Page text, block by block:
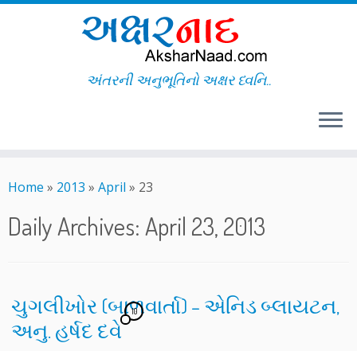
to
અંતરની અનુભૂતિનો અક્ષર ધ્વનિ..
Home » 2013 » April » 23
Daily Archives: April 23, 2013
ચુગલીખોર (બાળવાર્તા) – એનિડ બ્લાયટન,
અનુ. હર્ષદ દવે
10